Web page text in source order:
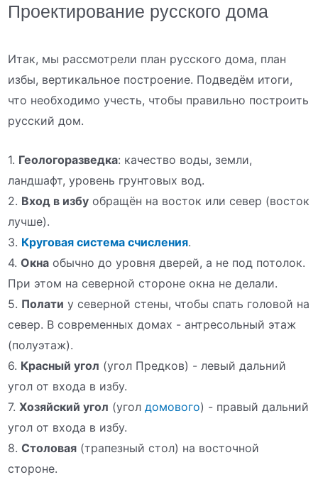
Проектирование русского дома
Итак, мы рассмотрели план русского дома, план
избы, вертикальное построение. Подведём итоги,
что необходимо учесть, чтобы правильно построить
русский дом.
1. Геологоразведка: качество воды, земли,
ландшафт, уровень грунтовых вод.
2. Вход в избу обращён на восток или север (восток
лучше).
3. Круговая система счисления.
4.Окна обычно до уровня дверей, а не под потолок.
При этом на северной стороне окна не делали.
5. Полати у северной стены, чтобы спать головой на
север. В современных домах - антресольный этаж
(полуэтаж).
6. Красный угол (угол Предков) - левый дальний
угол от входа в избу.
7.Хозяйский угол (уголдомового) - правый дальний
угол от входа в избу.
8.Столовая (трапезный стол) на восточной
стороне.